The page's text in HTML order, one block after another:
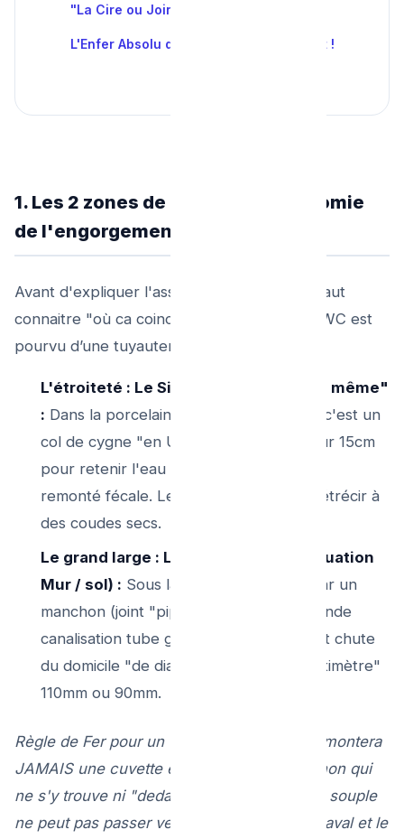
"La Cire ou Joint Plombier"
L'Enfer Absolu du WC Suspendu Geberit !
1. Les 2 zones de combat et l'anatomie
de l'engorgement WC
Avant d'expliquer l'assaut du réparateur il faut
connaitre "où ca coince au milimètre " , un WC est
pourvu d’une tuyauterie complexe :
L'étroiteté : Le Siphon de la "Cuvette même"
: Dans la porcelaine blanche elle même c'est un
col de cygne "en U très serré" conçu sur 15cm
pour retenir l'eau barrière de l’odeur de
remonté fécale. Le diamètre peut vite rétrécir à
des coudes secs.
Le grand large : Le Tuyau PVC d'Evacuation
Mur / sol) : Sous la toilette c'est relié par un
manchon (joint "pipe noire ") vers la grande
canalisation tube général de descente et chute
du domicile "de diamètres pleins de centimètre"
110mm ou 90mm.
Règle de Fer pour un technicien : On ne démontera
JAMAIS une cuvette en vain pour un bouchon qui
ne s'y trouve ni "dedans", ni si un outil long souple
ne peut pas passer vers le tuyau plus large aval et le